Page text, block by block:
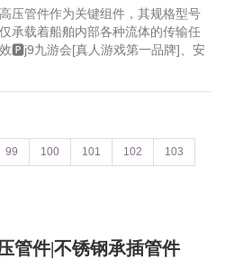
压管件作为关键组件，其规格型号
承载着船舶内部各种流体的传输任
🅿j9九游会[真人游戏第一品牌]、安
99 100 101 102 103
管件|不锈钢承插管件